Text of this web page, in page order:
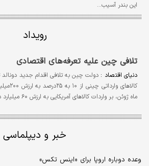
این بندر آسیب…
رویداد
تلافی چین علیه تعرفه‌های اقتصادی
دنیای اقتصاد : دولت چین به تلافی اقدام جدید دونالد
کالاهای
ماه ژوئن، بر واردات کالاهای آمریکایی به ارزش ۶۰ میلیارد دلار تعرفه بیشتر اعمال…
خبر و دیپلماسی
وعده دوباره اروپا برای «اینس تکس»